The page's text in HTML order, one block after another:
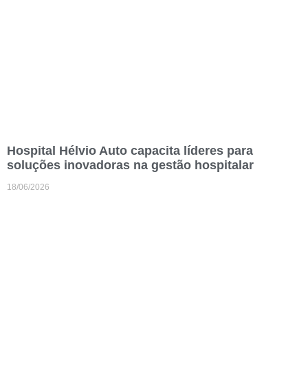
Hospital Hélvio Auto capacita líderes para
soluções inovadoras na gestão hospitalar
18/06/2026